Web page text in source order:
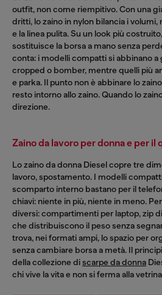
outfit, non come riempitivo. Con una
dritti, lo zaino in nylon bilancia i
e la linea pulita. Su un look più
sostituisce la borsa a mano senza
conta: i modelli compatti si abbinano a
cropped o bomber, mentre quelli più
e parka. Il punto non è abbinare lo
resto intorno allo zaino. Quando lo
direzione.
Zaino da lavoro per donna e per il
Lo zaino da donna Diesel copre tre
lavoro, spostamento. I modelli
scomparto interno bastano per il
chiavi: niente in più, niente in meno.
diversi: compartimenti per laptop, zip
che distribuiscono il peso senza
trova, nei formati ampi, lo spazio per
senza cambiare borsa a metà. Il
della collezione discarpe da donna
chi vive la vita e non si ferma alla